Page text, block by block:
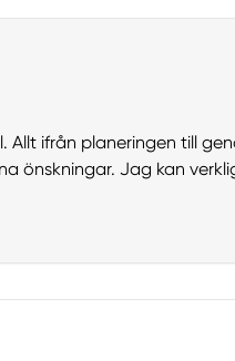
Allt ifrån planeringen till
önskningar. Jag kan